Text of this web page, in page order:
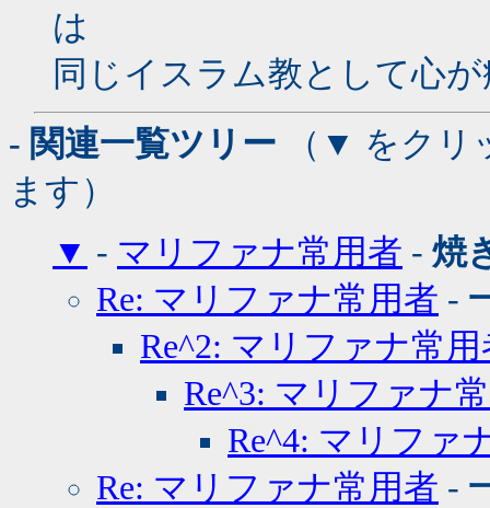
は
同じイスラム教として心
- 関連一覧ツリー （▼ をクリ
ます）
▼ - マリファナ常用者 - 焼
Re: マリファナ常用者 -
Re^2: マリファナ常用
Re^3: マリファナ
Re^4: マリファ
Re: マリファナ常用者 -